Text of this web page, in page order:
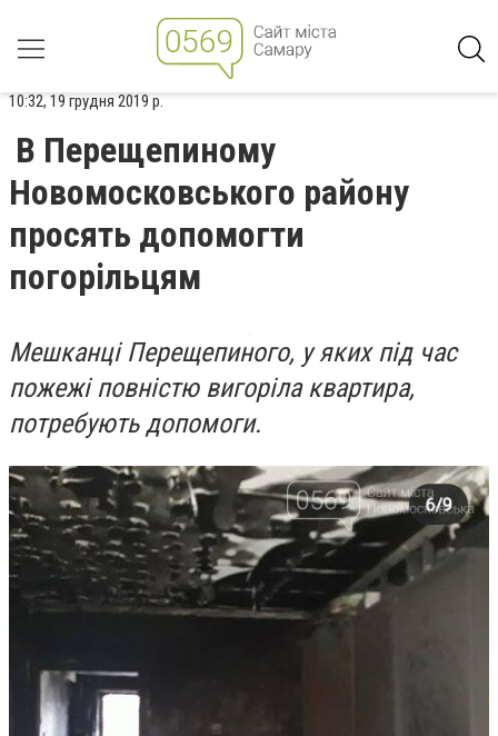
10:32, 19 грудня 2019 р.
В Перещепиному
Новомосковського району
просять допомогти
погорільцям
Мешканці Перещепиного, у яких під час
пожежі повністю вигоріла квартира,
потребують допомоги.